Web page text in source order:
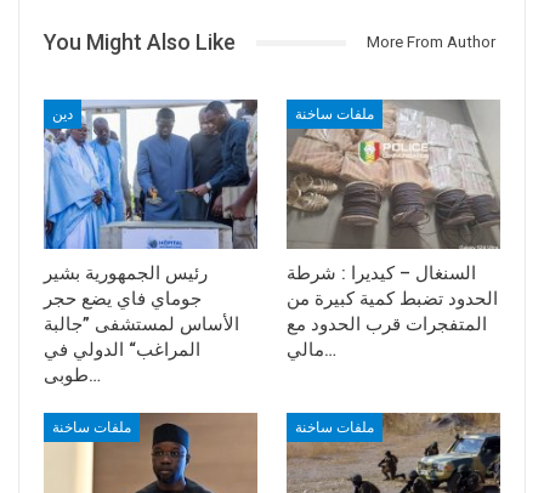
You Might Also Like More From Author
دين
رئيس الجمهورية بشير
جوماي فاي يضع حجر
الأساس لمستشفى ”جالبة
المراغب“ الدولي في
طوبى…
ملفات ساخنة
السنغال – كيديرا : شرطة
الحدود تضبط كمية كبيرة من
المتفجرات قرب الحدود مع
مالي…
ملفات ساخنة ملفات ساخنة